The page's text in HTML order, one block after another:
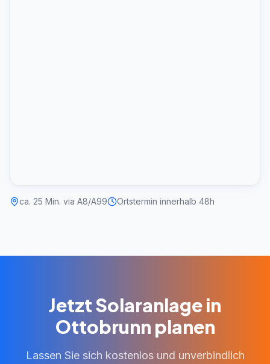
ca. 25 Min. via A8/A99 Ortstermin innerhalb 48h
Jetzt Solaranlage in
Ottobrunn planen
Lassen Sie sich kostenlos und unverbindlich